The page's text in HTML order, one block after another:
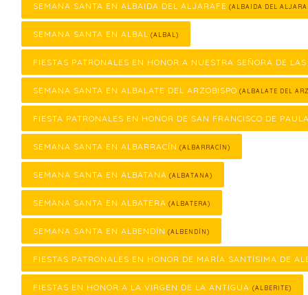
SEMANA SANTA EN ALBAIDA DEL ALJARAFE (ALBAIDA DEL
SEMANA SANTA EN ALBAL (ALBAL)
FIESTAS PATRONALES EN HONOR A NUESTRA SEÑORA DE
SEMANA SANTA EN ALBALATE DEL ARZOBISPO (ALBALATE DEL
FIESTA PATRONALES EN HONOR DE SAN FRANCISCO DE
SEMANA SANTA EN ALBARRACÍN (ALBARRACÍN)
SEMANA SANTA EN ALBATANA (ALBATANA)
SEMANA SANTA EN ALBATERA (ALBATERA)
SEMANA SANTA EN ALBENDÍN (ALBENDÍN)
FIESTAS PATRONALES EN HONOR DE MARÍA SANTÍSIMA DE
FIESTAS EN HONOR A LA VIRGEN DE LA ANTIGUA (ALBERITE)